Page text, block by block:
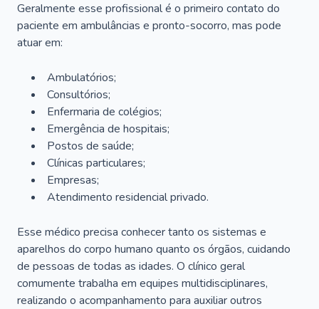
Geralmente esse profissional é o primeiro contato do
paciente em ambulâncias e pronto-socorro, mas pode
atuar em:
Ambulatórios;
Consultórios;
Enfermaria de colégios;
Emergência de hospitais;
Postos de saúde;
Clínicas particulares;
Empresas;
Atendimento residencial privado.
Esse médico precisa conhecer tanto os sistemas e
aparelhos do corpo humano quanto os órgãos, cuidando
de pessoas de todas as idades. O clínico geral
comumente trabalha em equipes multidisciplinares,
realizando o acompanhamento para auxiliar outros